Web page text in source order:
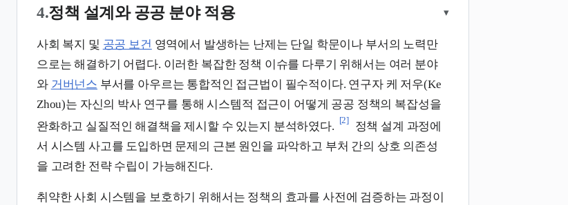
4.정책 설계와 공공 분야 적용 ▾
사회 복지 및 공공 보건 영역에서 발생하는 난제는 단일 학문이나 부서의 노력만
으로는 해결하기 어렵다. 이러한 복잡한 정책 이슈를 다루기 위해서는 여러 분야
와 거버넌스 부서를 아우르는 통합적인 접근법이 필수적이다. 연구자 케 저우(Ke
Zhou)는 자신의 박사 연구를 통해 시스템적 접근이 어떻게 공공 정책의 복잡성을
완화하고 실질적인 해결책을 제시할 수 있는지 분석하였다.
[2]
정책 설계 과정에
서 시스템 사고를 도입하면 문제의 근본 원인을 파악하고 부처 간의 상호 의존성
을 고려한 전략 수립이 가능해진다.
취약한 사회 시스템을 보호하기 위해서는 정책의 효과를 사전에 검증하는 과정이